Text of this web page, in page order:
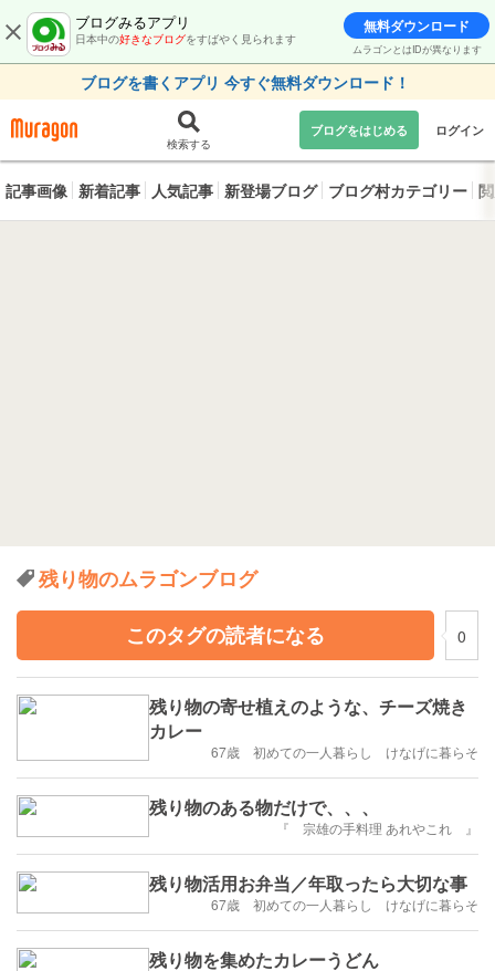
ブログみるアプリ
日本中の好きなブログをすばやく見られます
無料ダウンロード
ムラゴンとはIDが異なります
ブログを書くアプリ 今すぐ無料ダウンロード！
検索する
ブログをはじめる ログイン
記事画像 新着記事 人気記事 新登場ブログ ブログ村カテゴリー
残り物のムラゴンブログ
このタグの読者になる
0
残り物の寄せ植えのような、チーズ焼き
カレー
67歳 初めての一人暮らし けなげに暮らそ
残り物のある物だけで、、、
『 宗雄の手料理 あれやこれ 』
残り物活用お弁当／年取ったら大切な事
67歳 初めての一人暮らし けなげに暮らそ
残り物を集めたカレーうどん